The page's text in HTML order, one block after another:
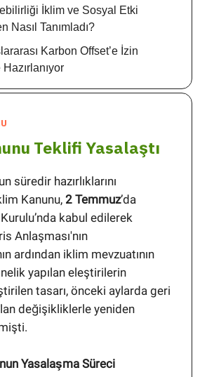
İklim ve Sosyal Etki
Nasıl Tanımladı?
Karbon Offset’e İzin
Teklifi Yasalaştı
süredir hazırlıklarını
Kanunu, 2 Temmuz’da
kabul edilerek
Anlaşması'nın
ardından iklim mevzuatının
yapılan eleştirilerin
tasarı, önceki aylarda geri
değişikliklerle yeniden
Yasalaşma Süreci